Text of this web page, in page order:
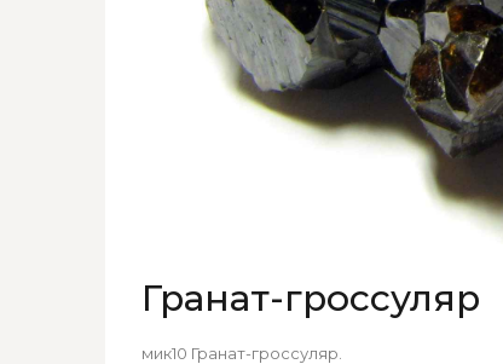
Гранат-гроссуляр
мик10 Гранат-гроссуляр.